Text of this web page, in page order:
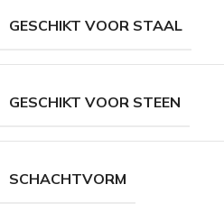
GESCHIKT VOOR STAAL
GESCHIKT VOOR STEEN
SCHACHTVORM